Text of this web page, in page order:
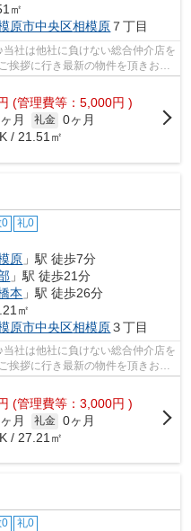
㎡
原市中央区相模原 ７丁目
社は他社に負けない総合仲介店を
挨拶に行き最新の物件を頂きお客
(管理費等：5,000円 )
月 礼金 0ヶ月
/ 21.51㎡
0 礼0
原 」駅 徒歩7分
」駅 徒歩21分
本 」駅 徒歩26分
㎡
原市中央区相模原３丁目
社は他社に負けない総合仲介店を
挨拶に行き最新の物件を頂きお客
(管理費等：3,000円 )
月 礼金 0ヶ月
/ 27.21㎡
0 礼0